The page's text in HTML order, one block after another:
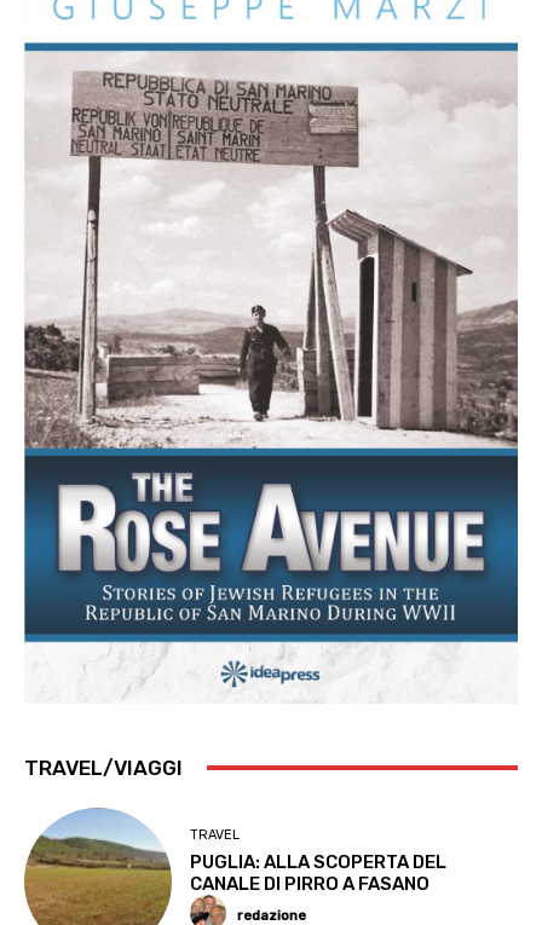
TRAVEL/VIAGGI
TRAVEL
PUGLIA: ALLA SCOPERTA DEL
CANALE DI PIRRO A FASANO
redazione